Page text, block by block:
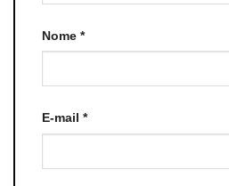
Nome *
E-mail *